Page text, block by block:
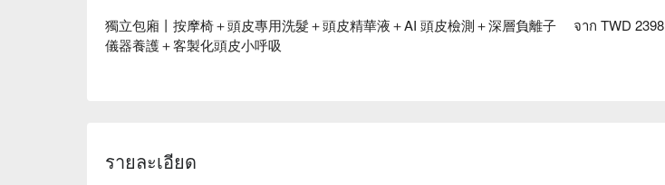
獨立包廂丨按摩椅＋頭皮專用洗髮＋頭皮精華液＋AI 頭皮檢測＋深層負離子
儀器養護＋客製化頭皮小呼吸
จาก TWD 2398
รายละเอียด